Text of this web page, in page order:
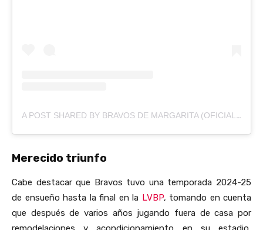
A POST SHARED BY BRAVOS DE MARGARITA (OFICIAL) (@BRAVOSMARGARITAOFICIAL)
Merecido triunfo
Cabe destacar que Bravos tuvo una temporada 2024-25
de ensueño hasta la final en la LVBP, tomando en cuenta
que después de varios años jugando fuera de casa por